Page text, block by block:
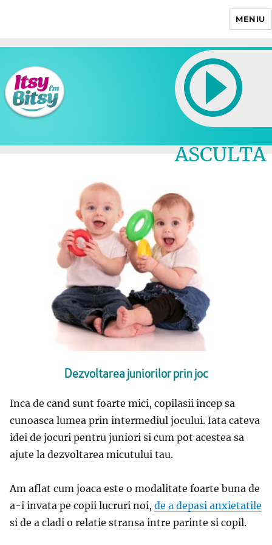
MENIU
ASCULTA
Dezvoltarea juniorilor prin joc
Inca de cand sunt foarte mici, copilasii incep sa
cunoasca lumea prin intermediul jocului. Iata cateva
idei de jocuri pentru juniori si cum pot acestea sa
ajute la dezvoltarea micutului tau.
Am aflat cum joaca este o modalitate foarte buna de
a-i invata pe copii lucruri noi, de a depasi anxietatile
si de a cladi o relatie stransa intre parinte si copil.